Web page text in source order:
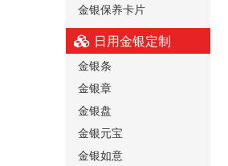
金银保养卡片
日用金银定制
金银条
金银章
金银盘
金银元宝
金银如意